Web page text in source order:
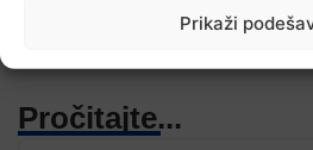
Prikaži
Pročitajte...